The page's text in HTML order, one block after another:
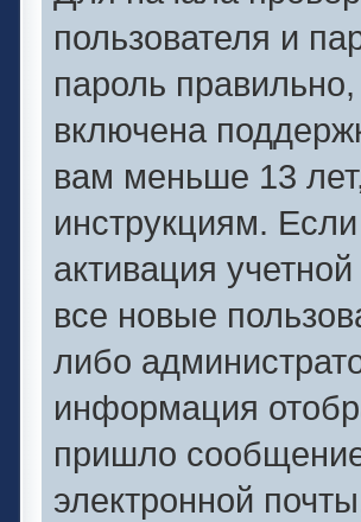
пользователя и
пароль
включена
вам меньше 13
инструкциям.
активация
все новые
либо
информация
пришло
электронной